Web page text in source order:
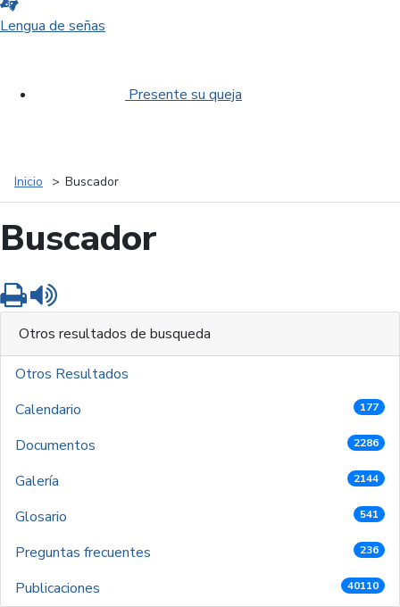
Lengua de señas
Presente su queja
Inicio Buscador
Buscador
Imprimir
Otros resultados de busqueda
Otros Resultados
Calendario
177
Documentos 2286
Galería 2144
Glosario 541
Preguntas frecuentes 236
Publicaciones 40110